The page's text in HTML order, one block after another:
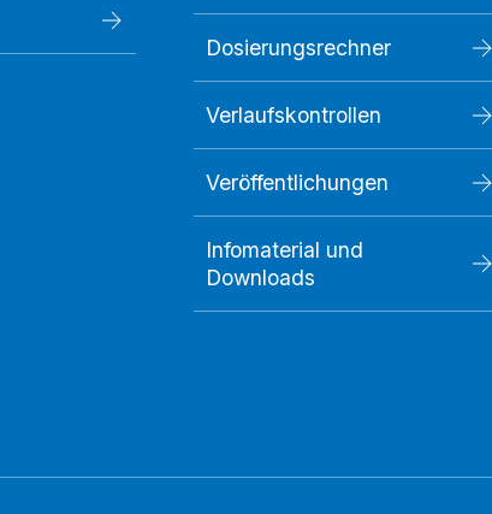
Dosierungsrechner
Verlaufskontrollen
Veröffentlichungen
Infomaterial und
Downloads